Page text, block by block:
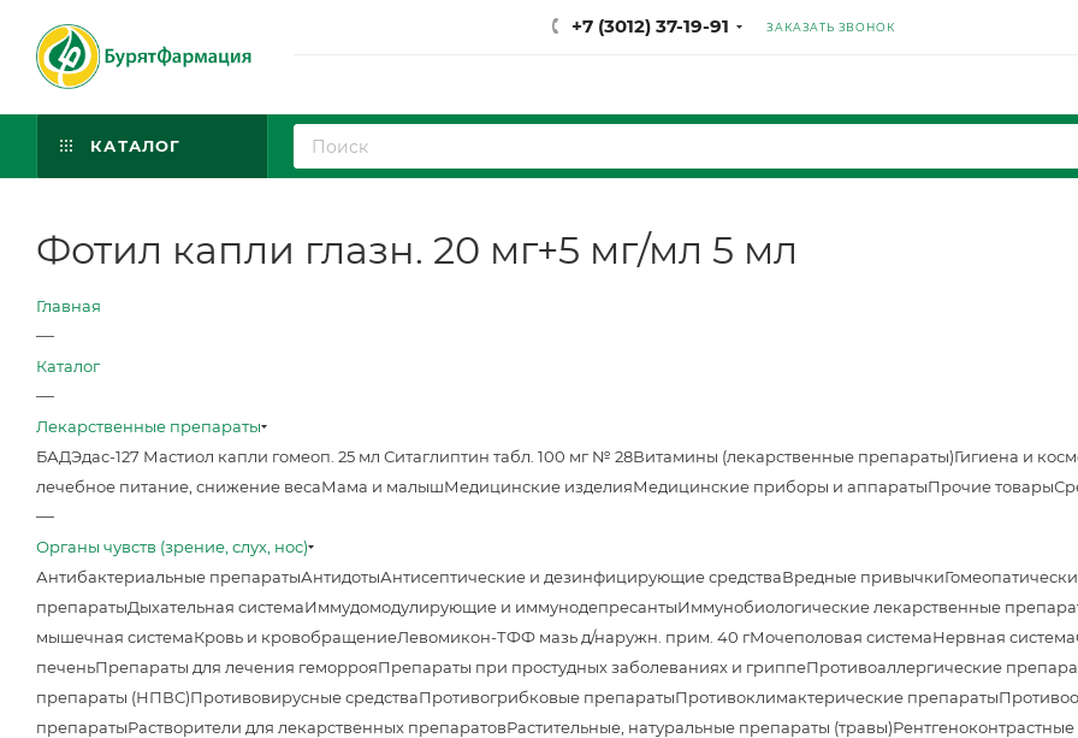
+7 (3012) 37-19-91 ЗАКАЗАТЬ ЗВОНОК
КАТАЛОГ
Фотил капли глазн. 20 мг+5 мг/мл 5 мл
Главная
—
Каталог
—
Лекарственные препараты
БАДЭдас-127 Мастиол капли гомеоп. 25 мл Ситаглиптин табл. 100 мг № 28Витамины (лекарственные препараты)Гигиена и
лечебное питание, снижение весаМама и малышМедицинские изделияМедицинские приборы и аппаратыПрочие товары
—
Органы чувств (зрение, слух, нос)
Антибактериальные препаратыАнтидотыАнтисептические и дезинфицирующие средстваВредные привычки
препаратыДыхательная системаИммудомодулирующие и иммунодепресантыИммунобиологические лекарственные
мышечная системаКровь и кровобращениеЛевомикон-ТФФ мазь д/наружн. прим. 40 гМочеполовая системаНервная система
печеньПрепараты для лечения геморрояПрепараты при простудных заболеваниях и гриппеПротивоаллергические
препараты (НПВС)Противовирусные средстваПротивогрибковые препаратыПротивоклимактерические препараты
препаратыРастворители для лекарственных препаратовРастительные, натуральные препараты (травы)